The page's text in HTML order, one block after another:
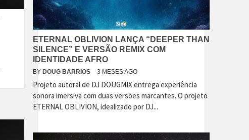
ETERNAL OBLIVION LANÇA “DEEPER THAN
SILENCE” E VERSÃO REMIX COM
IDENTIDADE AFRO
BY DOUG BARRIOS 3 MESES AGO
Projeto autoral de DJ DOUGMIX entrega experiência
sonora imersiva com duas versões marcantes. O projeto
ETERNAL OBLIVION, idealizado por DJ...